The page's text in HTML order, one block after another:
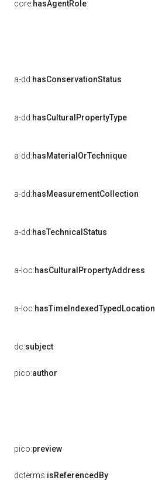
core:hasAgentRole
a-dd:hasConservationStatus
a-dd:hasCulturalPropertyType
a-dd:hasMaterialOrTechnique
a-dd:hasMeasurementCollection
a-dd:hasTechnicalStatus
a-loc:hasCulturalPropertyAddress
a-loc:hasTimeIndexedTypedLocation
dc:subject
pico:author
pico:preview
dcterms:isReferencedBy